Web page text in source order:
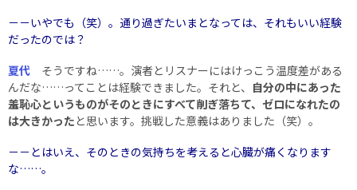
－－いやでも（笑）。通り過ぎたいまとなっては、それもいい経験
だったのでは？
夏代 そうですね……。演者とリスナーにはけっこう温度差がある
んだな……ってことは経験できました。それと、 自分の中にあった
羞恥心というものがそのときにすべて削ぎ落ちて、ゼロになれたの
は大きかった と思います。挑戦した意義はありました（笑）。
－－とはいえ、そのときの気持ちを考えると心臓が痛くなります
な……。